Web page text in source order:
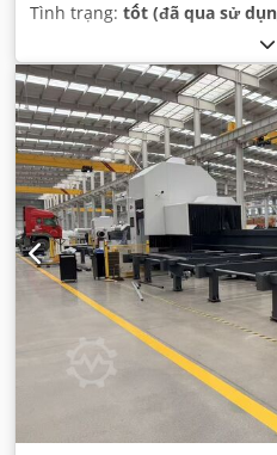
Tình trạng: tốt (đã qua sử